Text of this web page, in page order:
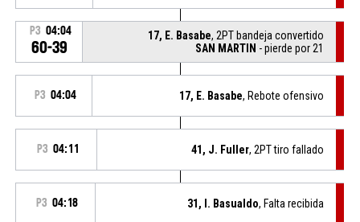
P3 04:04
60-39
17, E. Basabe, 2PT bandeja convertido
SAN MARTIN - pierde por 21
P3 04:04 17, E. Basabe, Rebote ofensivo
P3 04:11 41, J. Fuller, 2PT tiro fallado
P3 04:18 31, I. Basualdo, Falta recibida